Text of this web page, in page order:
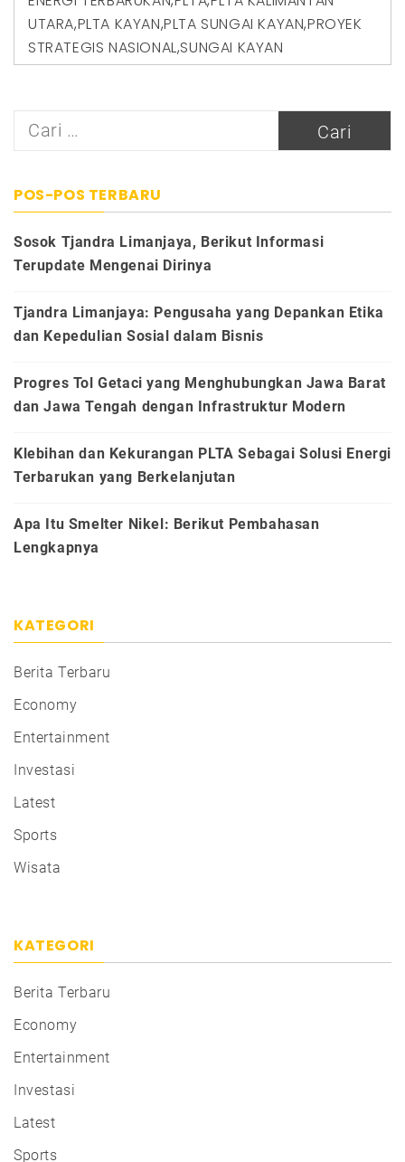
UTARA,PLTA KAYAN,PLTA SUNGAI KAYAN,PROYEK
STRATEGIS NASIONAL,SUNGAI KAYAN
Cari
POS-POS TERBARU
Sosok Tjandra Limanjaya, Berikut Informasi
Terupdate Mengenai Dirinya
Tjandra Limanjaya: Pengusaha yang Depankan Etika
dan Kepedulian Sosial dalam Bisnis
Progres Tol Getaci yang Menghubungkan Jawa Barat
dan Jawa Tengah dengan Infrastruktur Modern
Klebihan dan Kekurangan PLTA Sebagai Solusi Energi
Terbarukan yang Berkelanjutan
Apa Itu Smelter Nikel: Berikut Pembahasan
Lengkapnya
KATEGORI
Berita Terbaru
Economy
Entertainment
Investasi
Latest
Sports
Wisata
KATEGORI
Berita Terbaru
Economy
Entertainment
Investasi
Latest
Sports